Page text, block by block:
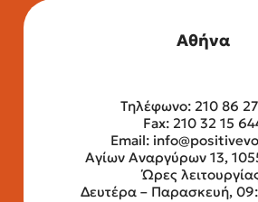
Αθήνα
Τηλέφωνο: 210 86
Fax: 210 32 15
Email:
Αγίων Αναργύρων 13,
Ώρες
Δευτέρα – Παρασκευή,